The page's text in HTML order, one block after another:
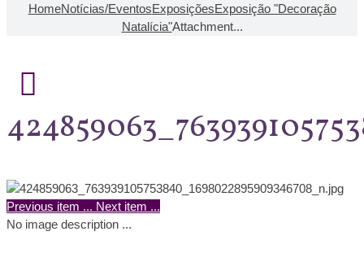
HomeNotícias/EventosExposiçõesExposição "Decoração
Natalícia"Attachment...
Previous item ... Next item ...
No image description ...